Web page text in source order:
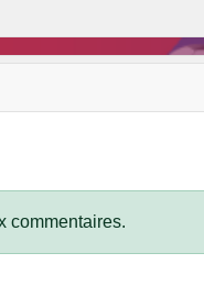
commentaires.